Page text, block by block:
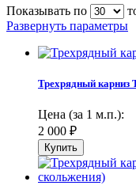
Показывать по
Развернуть параметры
Трехрядный карниз
Цена (за 1 м.п.):
2 000 ₽